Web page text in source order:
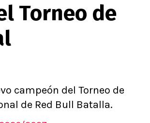
Fútbol Argentino
Fútbol Brasileño
Conference
Ligue 1
Torneo de
campeón del Torneo de
de Red Bull Batalla.